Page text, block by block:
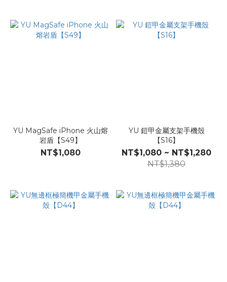
YU MagSafe iPhone 火山熔
岩盾【S49】
NT$1,080
YU 鎧甲金屬支架手機殼
【S16】
NT$1,080 ~ NT$1,280
NT$1,380